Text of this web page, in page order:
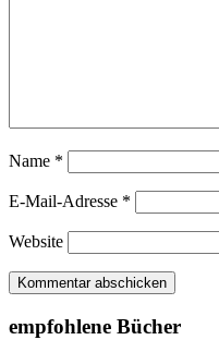
Name *
E-Mail-Adresse *
Website
empfohlene Bücher